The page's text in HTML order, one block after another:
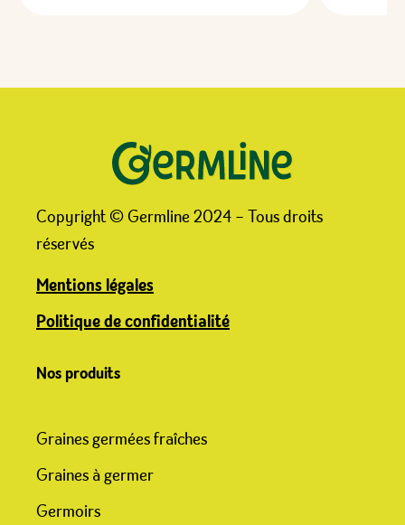
Copyright © Germline 2024 – Tous droits
réservés
Mentions légales
Politique de confidentialité
Nos produits
Graines germées fraîches
Graines à germer
Germoirs